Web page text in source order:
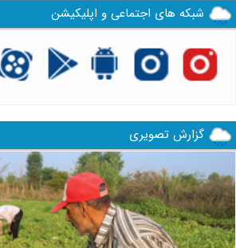
شبکه های اجتماعی و اپلیکیشن
گزارش تصویری